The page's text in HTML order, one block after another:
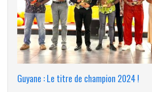
Guyane : Le titre de champion 2024 !